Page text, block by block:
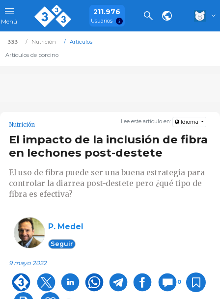
Menú
211.976
Usuarios
333 Nutrición
Artículos
Artículos de porcino
Lee este artículo en: Idioma
Nutrición
El impacto de la inclusión de fibra
en lechones post-destete
El uso de fibra puede ser una buena estrategia para
controlar la diarrea post-destete pero ¿qué tipo de
fibra es efectiva?
P. Medel
Seguir
9 mayo 2022
0